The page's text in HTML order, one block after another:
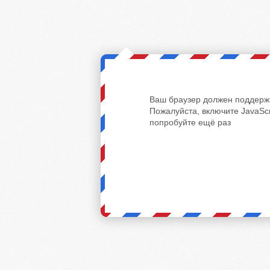
Ваш браузер должен
Пожалуйста, включите
попробуйте ещё раз